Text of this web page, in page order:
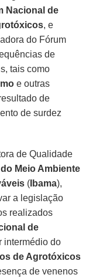
Nacional de
, e
do Fórum
de
tais como
e outras
de
de surdez
de Qualidade
Meio Ambiente
( Ibama),
a legislação
realizados
de
intermédio do
de Agrotóxicos
de venenos